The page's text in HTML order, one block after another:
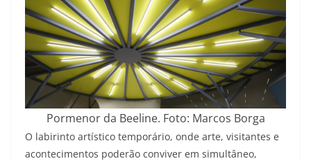
Pormenor da Beeline. Foto: Marcos Borga
O labirinto artístico temporário, onde arte, visitantes e
acontecimentos poderão conviver em simultâneo,